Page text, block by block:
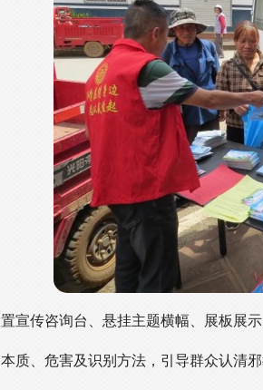
置宣传咨询台、悬挂主题横幅、展板
质、危害及识别方法，引导群众认清